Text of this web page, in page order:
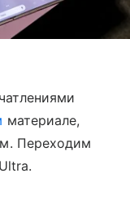
материале,
Переходим